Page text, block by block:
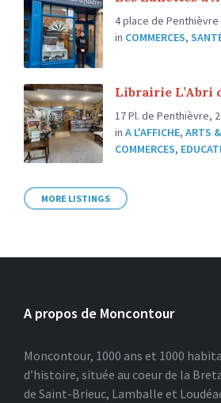
4 place de
in COMMERCES,
Librairie L’Abri
17 Pl. de Penthièvre,
in A L'AFFICHE, ARTS
COMMERCES,
MORE LISTINGS
A propos de Moncontour
Moncontour, 1000 ans et 1000
d’histoire, située au coeur de la
de Saint-Brieuc, Lamballe et